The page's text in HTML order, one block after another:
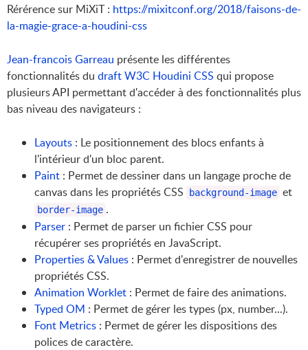
Rérérence sur MiXiT : https://mixitconf.org/2018/faisons-de-
la-magie-grace-a-houdini-css
Jean-francois Garreau présente les différentes
fonctionnalités du draft W3C Houdini CSS qui propose
plusieurs API permettant d'accéder à des fonctionnalités plus
bas niveau des navigateurs :
Layouts : Le positionnement des blocs enfants à
l'intérieur d'un bloc parent.
Paint : Permet de dessiner dans un langage proche de
canvas dans les propriétés CSS
background-image et
border-image .
Parser : Permet de parser un fichier CSS pour
récupérer ses propriétés en JavaScript.
Properties & Values : Permet d'enregistrer de nouvelles
propriétés CSS.
Animation Worklet : Permet de faire des animations.
Typed OM : Permet de gérer les types (px, number...).
Font Metrics : Permet de gérer les dispositions des
polices de caractère.